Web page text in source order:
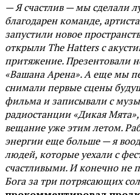
— Я счастлив — мы сделали
благодарен команде,
запустили новое
открыли The Hatters с
притяжение. Презентовали
«Вашана Арена». А еще мы
снимали первые сцены
фильма и записывали с
радиостанции «Дикая
вещание уже этим летом.
энергии еще больше — я
людей, которые уехали с
счастливыми. И конечно не
Бога за три потрясающих